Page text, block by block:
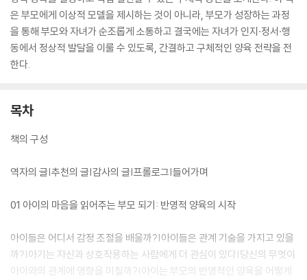
은 부모에게 이상적 모델을 제시하는 것이 아니라, 부모가 성장하는 과정
을 통해 부모와 자녀가 순조롭게 소통하고 결국에는 자녀가 인지·정서·행
동에서 정상적 발달을 이룰 수 있도록, 간결하고 구체적인 양육 전략을 전
한다.
목차
책의 구성
역자의 글|추천의 글|감사의 글|프롤로그|들어가며
01 아이의 마음을 읽어주는 부모 되기: 반영적 양육의 시작
아이들은 어디서 감정 조절을 배울까?|아이들은 관계 기술을 가지고 있을
까?|아기는 자신과 상호작용하는 사람에게 더 관심이 있다|당신의 무엇이
아이와의 관계에 영향을 미칠까?|아이는 부모의 반영적인 양육을 어떻게